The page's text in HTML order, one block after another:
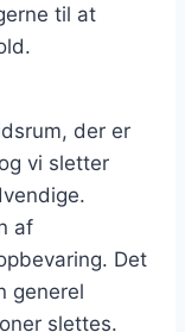
til at
der er
vi sletter
af
Det
generel
slettes.